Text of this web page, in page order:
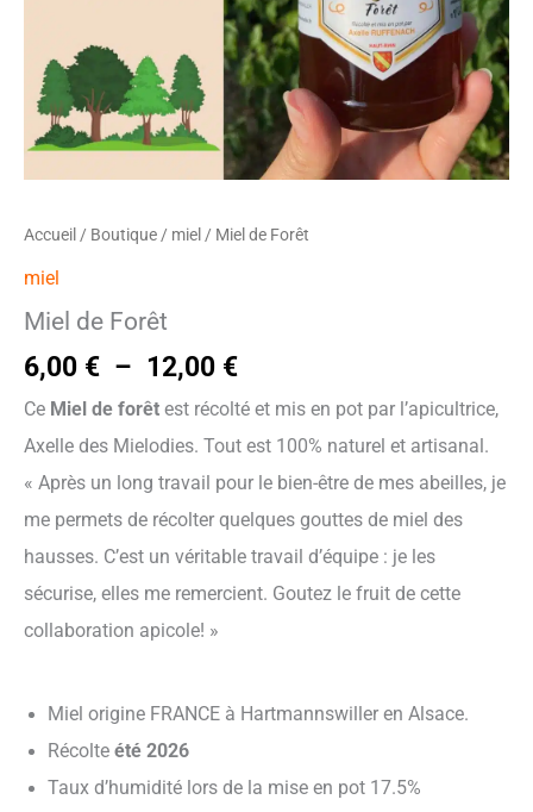
Accueil / Boutique / miel / Miel de Forêt
miel
Miel de Forêt
6,00 € – 12,00 €
Ce Miel de forêt est récolté et mis en pot par l’apicultrice,
Axelle des Mielodies. Tout est 100% naturel et artisanal.
« Après un long travail pour le bien-être de mes abeilles, je
me permets de récolter quelques gouttes de miel des
hausses. C’est un véritable travail d’équipe : je les
sécurise, elles me remercient. Goutez le fruit de cette
collaboration apicole! »
Miel origine FRANCE à Hartmannswiller en Alsace.
Récolte été 2026
Taux d’humidité lors de la mise en pot 17.5%